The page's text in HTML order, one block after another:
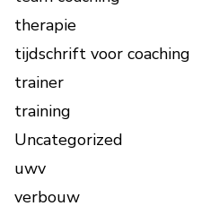
therapie
tijdschrift voor coaching
trainer
training
Uncategorized
uwv
verbouw